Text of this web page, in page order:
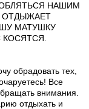
НАШИМ
ОТДЫЖАЕТ
МАТУШКУ
обрадовать тех,
Все
внимания.
отдыхать и